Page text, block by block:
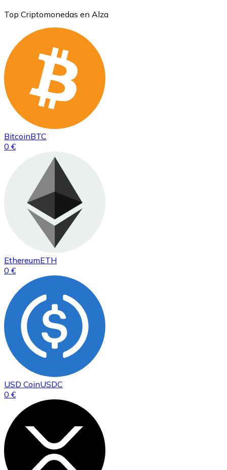
Top Criptomonedas en Alza
BitcoinBTC
0 €
EthereumETH
0 €
USD CoinUSDC
0 €